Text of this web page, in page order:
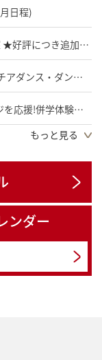
日程)
【お子さま/スイミング】夏の短期・体験教室 ★好評につき追加開催決定/お早めに★
【お子さま】コーディネーション・バトン・チアダンス・ダンス・バレエ・空手
【運動塾(子どもスクール)】新しいチャレンジを応援!併学体験無料実施中!
【コナミスポーツクラブの新しいパーソナルプログラム】トレーニングパートナー登場!!
～
もっと見る
ンダー